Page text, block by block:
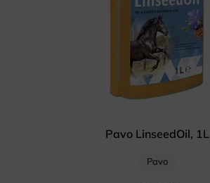
Pavo LinseedOil, 1L
Pavo